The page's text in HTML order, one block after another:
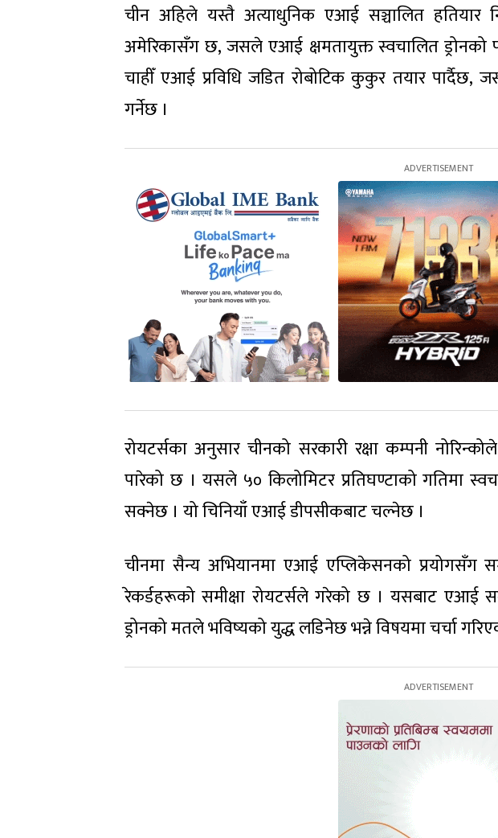
चीन अहिले यस्तै अत्याधुनिक एआई सञ्चालित हतियार
अमेरिकासँग छ, जसले एआई क्षमतायुक्त स्वचालित ड्रोनको
चाहीँ एआई प्रविधि जडित रोबोटिक कुकुर तयार पार्दैछ,
गर्नेछ ।
रोयटर्सका अनुसार चीनको सरकारी रक्षा कम्पनी
पारेको छ । यसले ५० किलोमिटर प्रतिघण्टाको गतिमा
सक्नेछ । यो चिनियाँ एआई डीपसीकबाट चल्नेछ ।
चीनमा सैन्य अभियानमा एआई एप्लिकेसनको प्रयोगसँग
रेकर्डहरूको समीक्षा रोयटर्सले गरेको छ । यसबाट एआई
ड्रोनको मतले भविष्यको युद्ध लडिनेछ भन्ने विषयमा चर्चा